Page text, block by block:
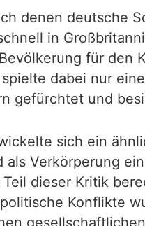
denen deutsche
in
für
dabei nur
gefürchtet und
sich ein
Verkörperung
dieser Kritik
Konflikte